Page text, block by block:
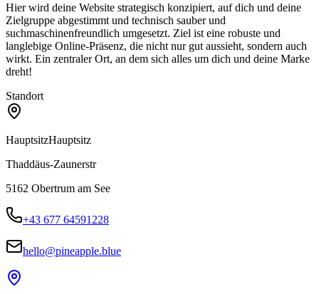
Hier wird deine Website strategisch konzipiert, auf dich und deine
Zielgruppe abgestimmt und technisch sauber und
suchmaschinenfreundlich umgesetzt. Ziel ist eine robuste und
langlebige Online-Präsenz, die nicht nur gut aussieht, sondern auch
wirkt. Ein zentraler Ort, an dem sich alles um dich und deine Marke
dreht!
Standort
HauptsitzHauptsitz
Thaddäus-Zaunerstr
5162 Obertrum am See
+43 677 64591228
hello@pineapple.blue